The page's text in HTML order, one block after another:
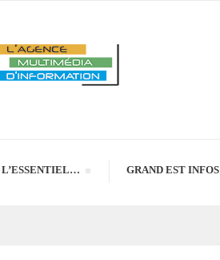
L’ESSENTIEL… GRAND EST INFOS